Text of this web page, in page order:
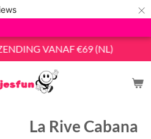
×
VANAF €69 (NL)
La Rive Cabana